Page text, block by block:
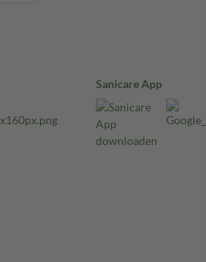
Sanicare App